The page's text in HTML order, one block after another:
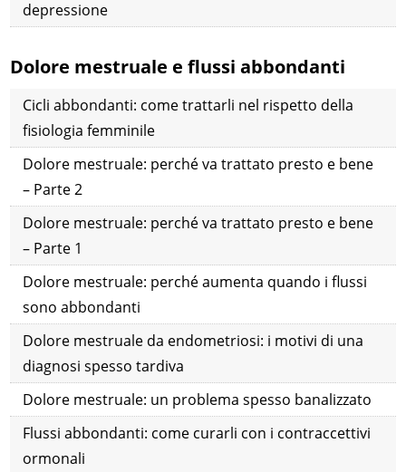
depressione
Dolore mestruale e flussi abbondanti
Cicli abbondanti: come trattarli nel rispetto della
fisiologia femminile
Dolore mestruale: perché va trattato presto e bene
– Parte 2
Dolore mestruale: perché va trattato presto e bene
– Parte 1
Dolore mestruale: perché aumenta quando i flussi
sono abbondanti
Dolore mestruale da endometriosi: i motivi di una
diagnosi spesso tardiva
Dolore mestruale: un problema spesso banalizzato
Flussi abbondanti: come curarli con i contraccettivi
ormonali